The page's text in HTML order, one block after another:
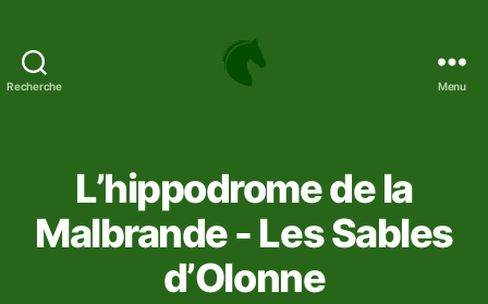
Recherche
-
Parier
sur
le
turf
Menu
L’hippodrome de la
Malbrande - Les Sables
d’Olonne